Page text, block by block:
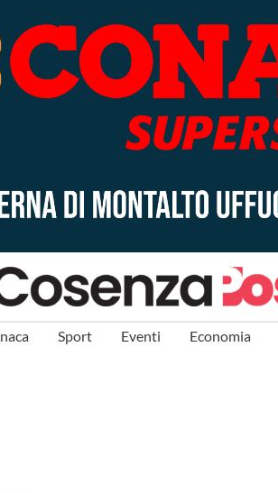
Sport Eventi Economia